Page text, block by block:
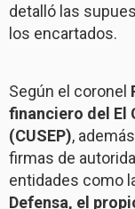
detalló las
los encartados.
Según el coronel
financiero del El
(CUSEP),
firmas de
entidades como
Defensa, el